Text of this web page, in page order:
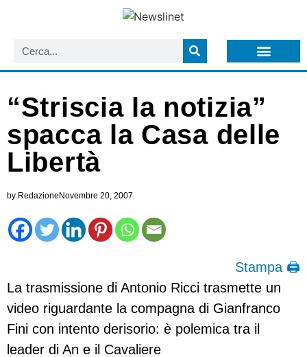
“Striscia la notizia”
spacca la Casa delle
Libertà
by RedazioneNovembre 20, 2007
Stampa 🖨
La trasmissione di Antonio Ricci trasmette un
video riguardante la compagna di Gianfranco
Fini con intento derisorio: è polemica tra il
leader di An e il Cavaliere